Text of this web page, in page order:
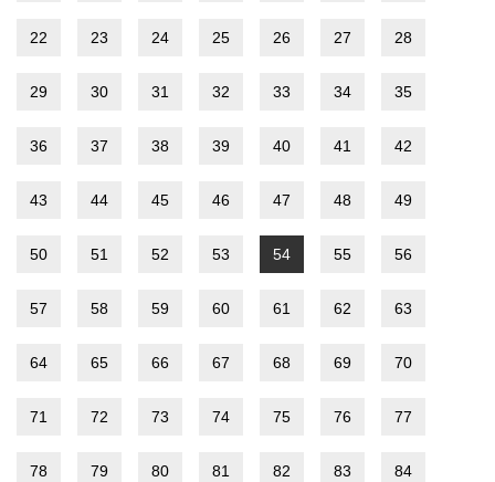
22 23 24 25 26 27 28
29 30 31 32 33 34 35
36 37 38 39 40 41 42
43 44 45 46 47 48 49
50 51 52 53 54 55 56
57 58 59 60 61 62 63
64 65 66 67 68 69 70
71 72 73 74 75 76 77
78 79 80 81 82 83 84